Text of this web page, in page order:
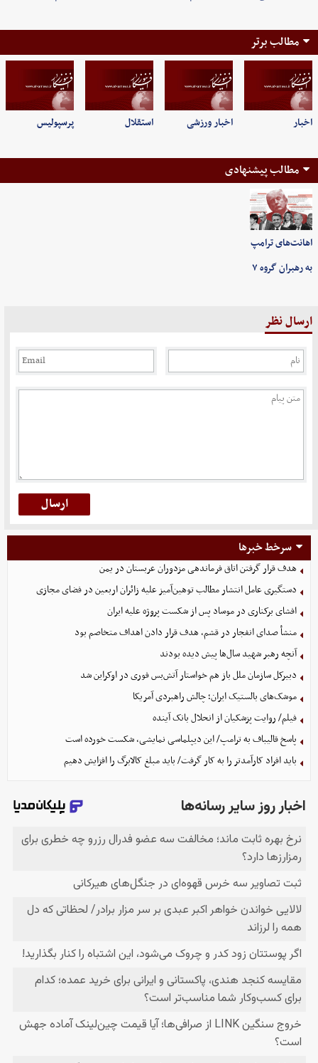
مطالب برتر
اخبار اخبار ورزشی استقلال پرسپولیس
مطالب پیشنهادی
اهانت‌های ترامپ
به رهبران گروه ۷
ارسال نظر
سرخط خبرها
هدف قرار گرفتن اتاق‌ فرماندهی مزدوران عربستان در یمن
دستگیری عامل انتشار مطالب توهین‌آمیز علیه زائران اربعین در فضای مجازی
افشای برکناری در موساد پس از شکست پروژه علیه ایران
منشأ صدای انفجار در قشم، هدف قرار دادن اهداف متخاصم بود
آنچه رهبر شهید سال‌ها پیش دیده بودند
دبیرکل سازمان ملل باز هم خواستار آتش‌بس فوری در اوکراین شد
موشک‌های بالستیک ایران؛ چالش راهبردی آمریکا
فیلم/ روایت پزشکیان از انحلال بانک آینده
پاسخ قالیباف به ترامپ/ این دیپلماسی نمایشی، شکست خورده است
باید افراد کارآمدتر را به کار گرفت/ باید مبلغ کالابرگ را افزایش دهیم